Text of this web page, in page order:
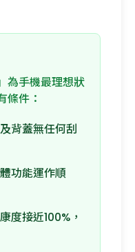
為手機最理想狀
條件：
背蓋無任何刮
功能運作順
度接近100%，